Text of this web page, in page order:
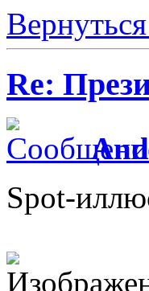
Re:
Spot-